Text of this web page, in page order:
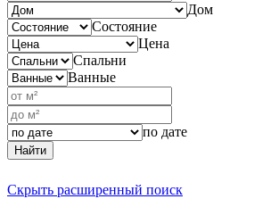
Дом
Состояние
Цена
Спальни
Ванные
по дате
Найти
Скрыть расширенный поиск